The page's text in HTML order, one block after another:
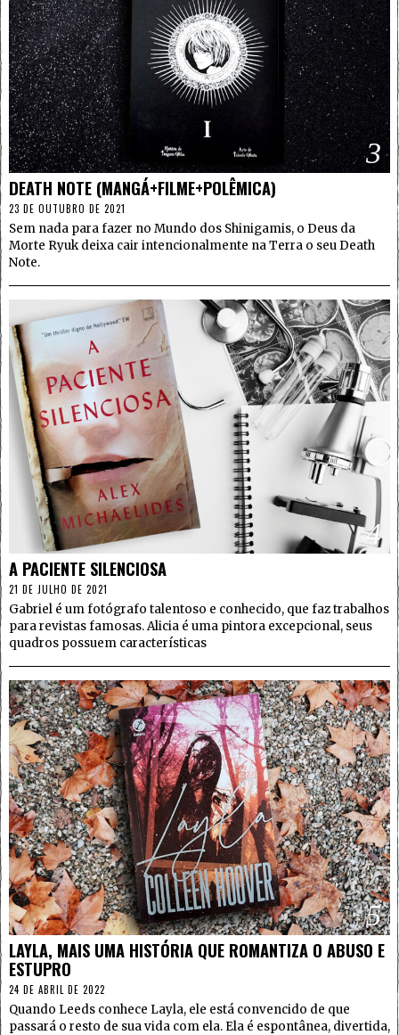
3
DEATH NOTE (MANGÁ+FILME+POLÊMICA)
23 DE OUTUBRO DE 2021
Sem nada para fazer no Mundo dos Shinigamis, o Deus da
Morte Ryuk deixa cair intencionalmente na Terra o seu Death
Note.
4
A PACIENTE SILENCIOSA
21 DE JULHO DE 2021
Gabriel é um fotógrafo talentoso e conhecido, que faz trabalhos
para revistas famosas. Alicia é uma pintora excepcional, seus
quadros possuem características
5
LAYLA, MAIS UMA HISTÓRIA QUE ROMANTIZA O ABUSO E
ESTUPRO
24 DE ABRIL DE 2022
Quando Leeds conhece Layla, ele está convencido de que
passará o resto de sua vida com ela. Ela é espontânea, divertida,